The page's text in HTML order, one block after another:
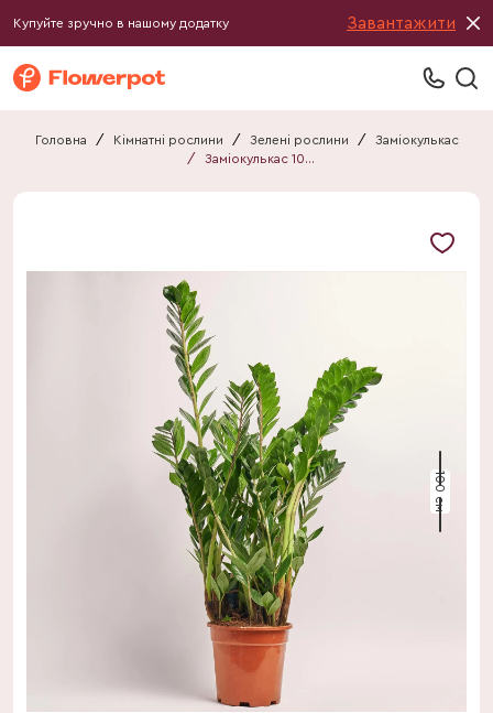
Купуйте зручно в нашому додатку Завантажити
Головна / Кімнатні рослини / Зелені рослини /
Заміокулькас
/
Заміокулькас 10ст.
100 см